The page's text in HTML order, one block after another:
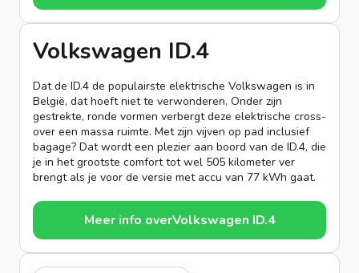
Volkswagen ID.4
Dat de ID.4 de populairste elektrische Volkswagen is in
België, dat hoeft niet te verwonderen. Onder zijn
gestrekte, ronde vormen verbergt deze elektrische cross-
over een massa ruimte. Met zijn vijven op pad inclusief
bagage? Dat wordt een plezier aan boord van de ID.4, die
je in het grootste comfort tot wel 505 kilometer ver
brengt als je voor de versie met accu van 77 kWh gaat.
Meer info overVolkswagen ID.4